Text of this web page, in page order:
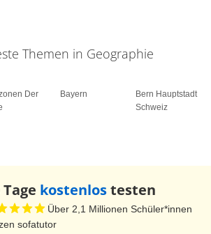
Themen in Geographie
Der
Bayern
Bern Hauptstadt
Schweiz
Tage kostenlostesten
Über 2,1 Millionen Schüler*innen
sofatutor